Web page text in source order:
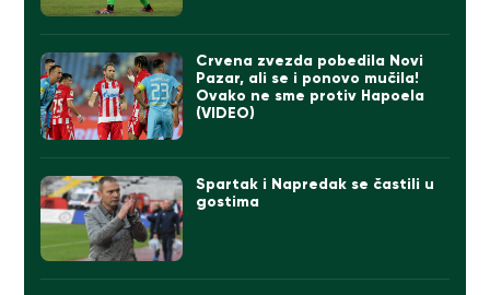
Crvena zvezda pobedila Novi
Pazar, ali se i ponovo mučila!
Ovako ne sme protiv Hapoela
(VIDEO)
Spartak i Napredak se častili u
gostima